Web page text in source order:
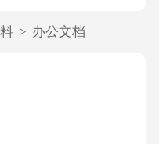
> 办公文档